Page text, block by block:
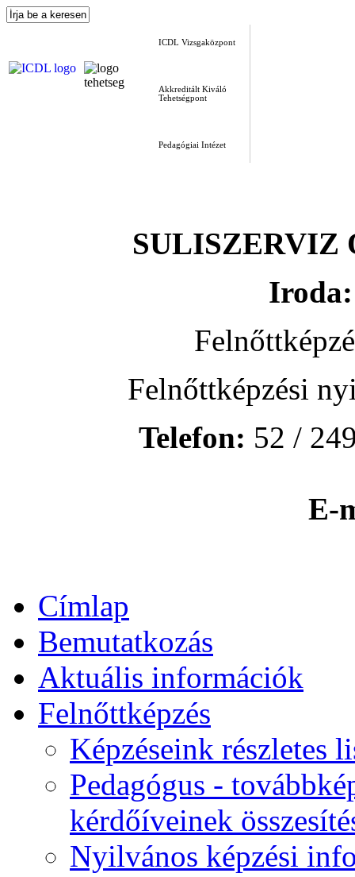
ICDL Vizsgaközpont
Akkreditált Kiváló
Tehetségpont
Pedagógiai Intézet
SULISZERVIZ
Iroda:
Felnőttképzési
Telefon: 52 /
E-
Címlap
Bemutatkozás
Aktuális információk
Felnőttképzés
Képzéseink részletes
Pedagógus -
kérdőíveinek
Nyilvános képzési